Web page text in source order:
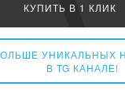
КУПИТЬ В 1 КЛИК
УНИКАЛЬНЫХ
В TG КАНАЛЕ!